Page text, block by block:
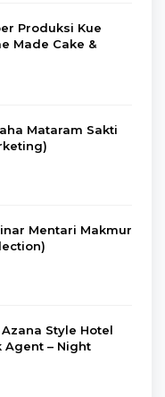
Produksi Kue
Made Cake &
Mataram Sakti
Mentari Makmur
Style Hotel
Agent – Night